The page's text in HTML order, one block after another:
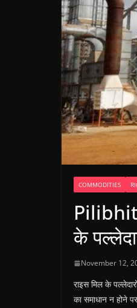
COMMODITIES
Pilibhit
के
November 12,
राइस मिल के
का समाधान न होने